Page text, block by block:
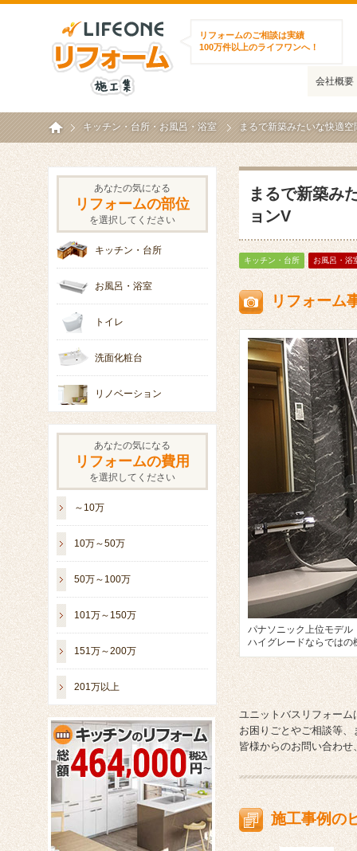
リフォームのご相談は実績
100万件以上のライフワンへ！
会社概要
ホームキッチン・台所 ・お風呂・浴室 まるで新築みたいな快適
まるで新築
ョンV
キッチン・台所 お風呂・浴
リフォーム
パナソニック上位モデル
ハイグレードならでは
ユニットバスリフォー
お困りごとやご相談等
皆様からのお問い合わ
施工事例の
あなたの気になる
リフォームの部位
を選択してください
キッチン・台所
お風呂・浴室
トイレ
洗面化粧台
リノベーション
あなたの気になる
リフォームの費用
を選択してください
～10万
10万～50万
50万～100万
101万～150万
151万～200万
201万以上